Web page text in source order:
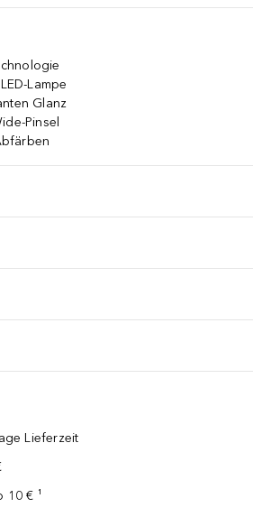
Lampe
Glanz
Pinsel
Lieferzeit
10 € ¹